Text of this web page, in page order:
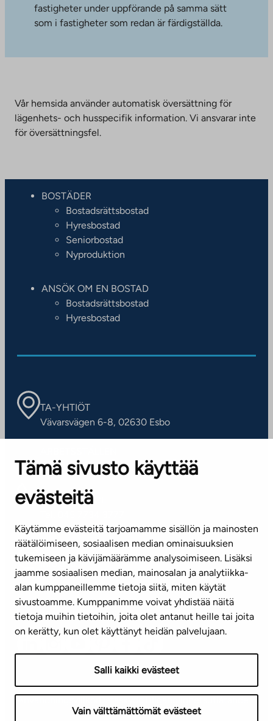
Tämä sivusto käyttää
evästeitä
Käytämme evästeitä tarjoamamme sisällön ja mainosten
räätälöimiseen, sosiaalisen median ominaisuuksien
tukemiseen ja kävijämäärämme analysoimiseen. Lisäksi
jaamme sosiaalisen median, mainosalan ja analytiikka-
alan kumppaneillemme tietoja siitä, miten käytät
sivustoamme. Kumppanimme voivat yhdistää näitä
tietoja muihin tietoihin, joita olet antanut heille tai joita
on kerätty, kun olet käyttänyt heidän palvelujaan.
Salli kaikki evästeet
Vain välttämättömät evästeet
fastigheter under uppförande på samma sätt
som i fastigheter som redan är färdigställda.
Vår hemsida använder automatisk översättning för
lägenhets- och husspecifik information. Vi ansvarar inte
för översättningsfel.
BOSTÄDER
Bostadsrättsbostad
Hyresbostad
Seniorbostad
Nyproduktion
ANSÖK OM EN BOSTAD
Bostadsrättsbostad
Hyresbostad
TA-YHTIÖT
Vävarsvägen 6-8, 02630 Esbo
Kontaktinformation
KUNDSERVICE
(vardagar kl. 8–16)
info@ta.fi
Nyhetsbrev (på finska)